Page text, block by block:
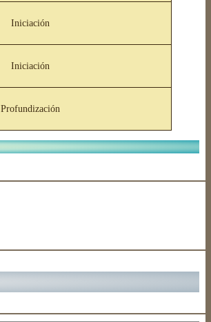
Iniciación
Iniciación
Profundización